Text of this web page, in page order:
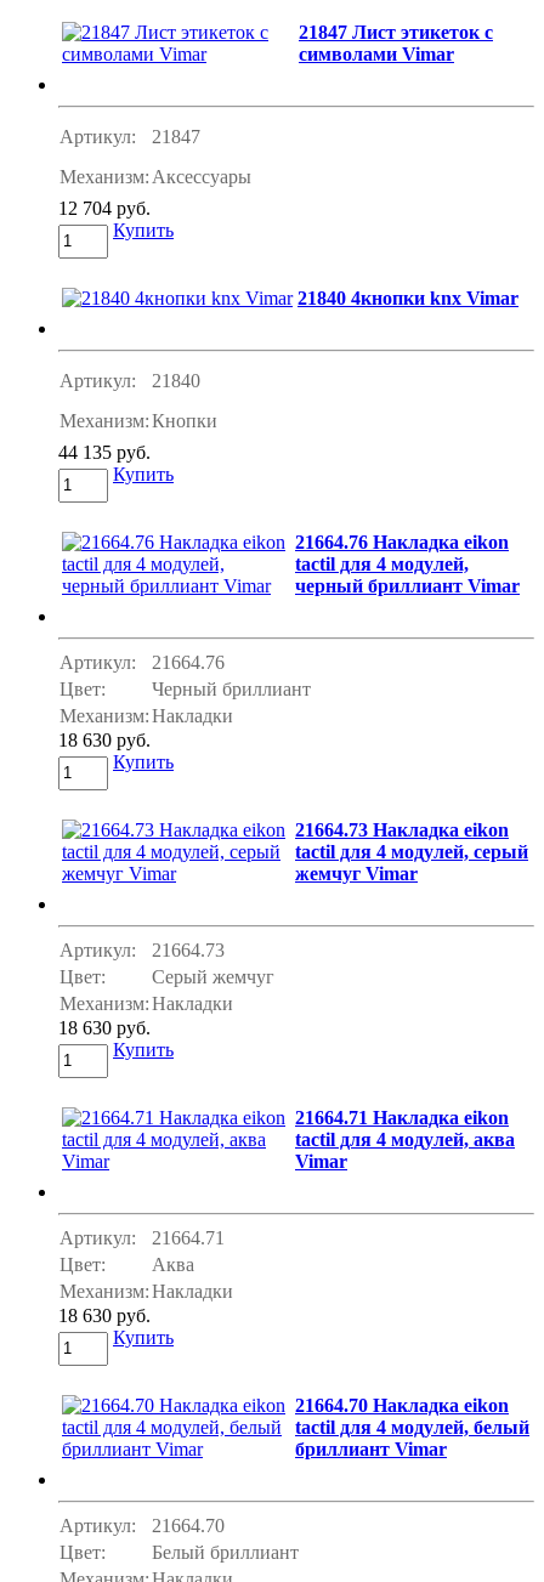
21847 Лист этикеток с
символами Vimar
Артикул:
21847
Механизм: Аксессуары
12 704 руб.
Купить
21840 4кнопки knx Vimar
Артикул:
21840
Механизм:Кнопки
44 135 руб.
Купить
21664.76 Накладка eikon
tactil для 4 модулей,
черный бриллиант Vimar
Артикул:
21664.76
Цвет:
Черный бриллиант
Механизм:Накладки
18 630 руб.
Купить
21664.73 Накладка eikon
tactil для 4 модулей, серый
жемчуг Vimar
Артикул:
21664.73
Цвет:
Серый жемчуг
Механизм:Накладки
18 630 руб.
Купить
21664.71 Накладка eikon
tactil для 4 модулей, аква
Vimar
Артикул:
21664.71
Цвет:
Аква
Механизм:Накладки
18 630 руб.
Купить
21664.70 Накладка eikon
tactil для 4 модулей, белый
бриллиант Vimar
Артикул:
21664.70
Цвет:
Белый бриллиант